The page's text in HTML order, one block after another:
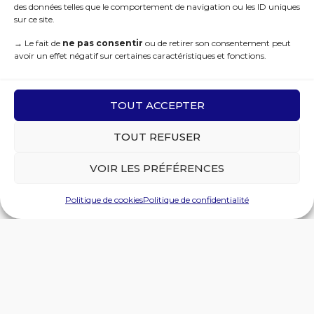
des données telles que le comportement de navigation ou les ID uniques
sur ce site.
→ Le fait de ne pas consentir ou de retirer son consentement peut
avoir un effet négatif sur certaines caractéristiques et fonctions.
TOUT ACCEPTER
TOUT REFUSER
VOIR LES PRÉFÉRENCES
Politique de cookiesPolitique de confidentialité